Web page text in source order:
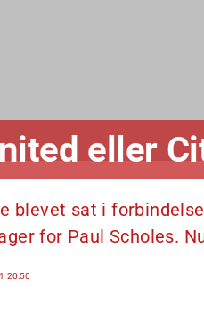
eller
blevet sat i
for Paul Scholes.
20:50